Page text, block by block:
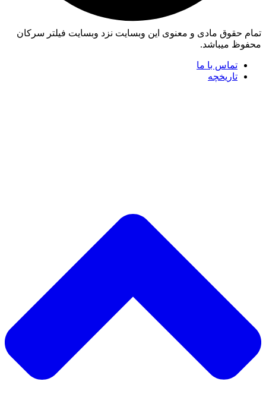
تمام حقوق مادی و معنوی این وبسایت نزد وبسایت فیلتر سرکان
محفوظ میباشد.
تماس با ما
تاریخچه